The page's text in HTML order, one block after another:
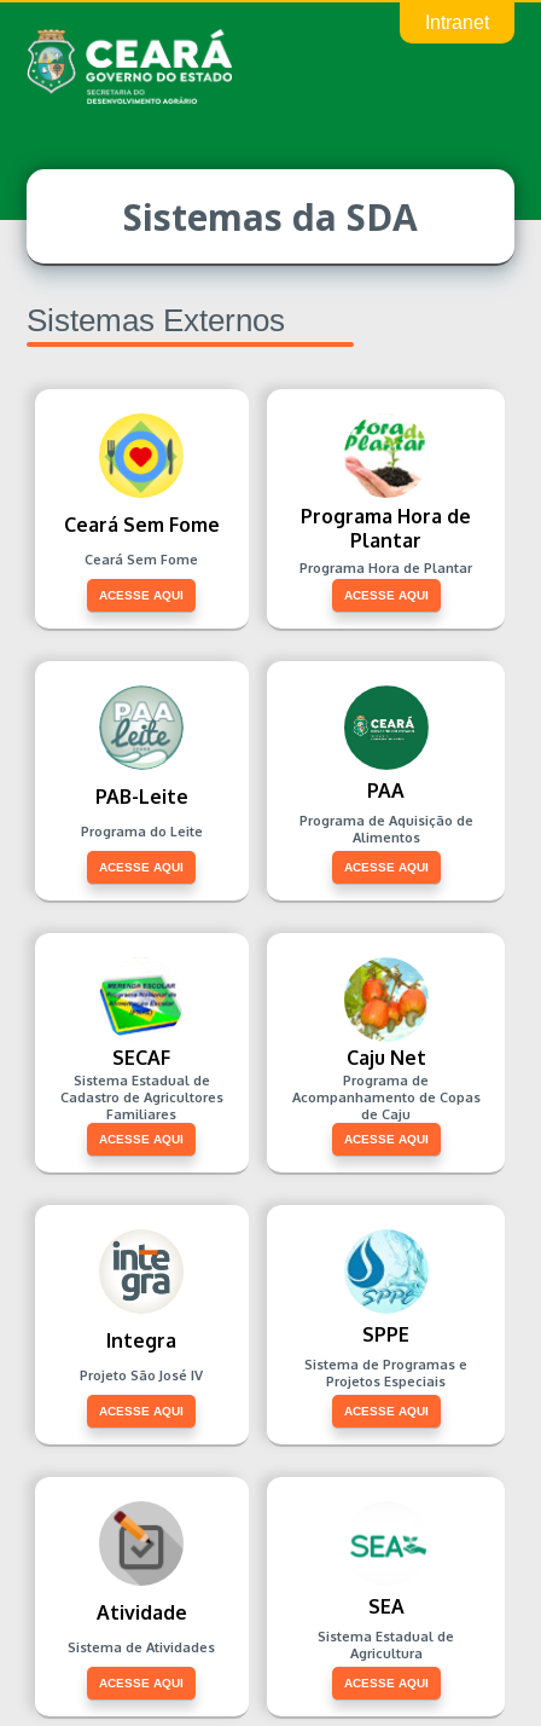
Intranet
Sistemas da SDA
Sistemas Externos
Ceará Sem Fome
Ceará Sem Fome
ACESSE AQUI
Programa Hora de
Plantar
Programa Hora de Plantar
ACESSE AQUI
PAB-Leite
Programa do Leite
ACESSE AQUI
PAA
Programa de Aquisição de
Alimentos
ACESSE AQUI
SECAF
Sistema Estadual de
Cadastro de Agricultores
Familiares
ACESSE AQUI
Caju Net
Programa de
Acompanhamento de Copas
de Caju
ACESSE AQUI
Integra
Projeto São José IV
ACESSE AQUI
SPPE
Sistema de Programas e
Projetos Especiais
ACESSE AQUI
Atividade
Sistema de Atividades
ACESSE AQUI
SEA
Sistema Estadual de
Agricultura
ACESSE AQUI